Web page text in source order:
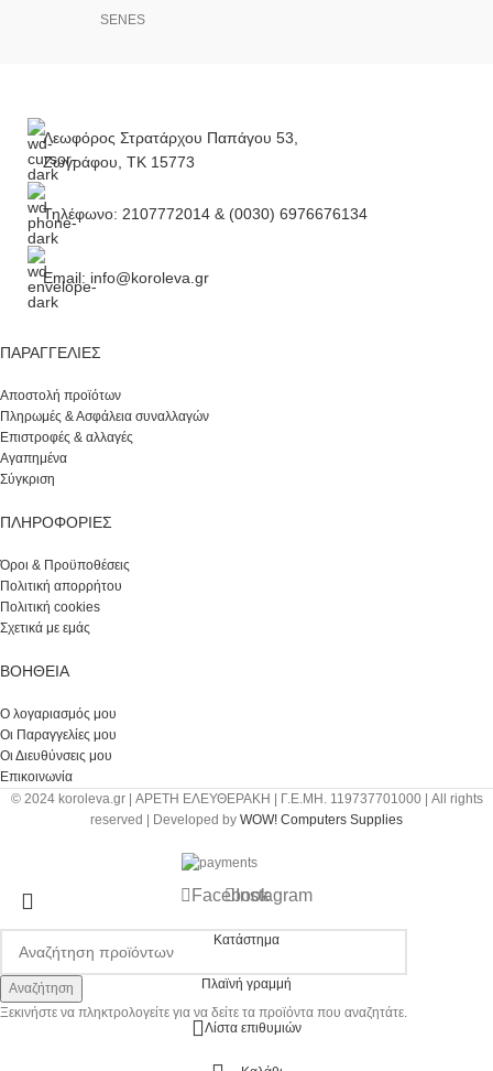
SENES
Λεωφόρος Στρατάρχου Παπάγου 53,
Ζωγράφου, ΤΚ 15773
Τηλέφωνο: 2107772014 & (0030) 6976676134
Email: info@koroleva.gr
ΠΑΡΑΓΓΕΛΊΕΣ
Αποστολή προϊότων
Πληρωμές & Ασφάλεια συναλλαγών
Επιστροφές & αλλαγές
Αγαπημένα
Σύγκριση
ΠΛΗΡΟΦΟΡΙΕΣ
Όροι & Προϋποθέσεις
Πολιτική απορρήτου
Πολιτική cookies
Σχετικά με εμάς
ΒΟΉΘΕΙΑ
Ο λογαριασμός μου
Οι Παραγγελίες μου
Οι Διευθύνσεις μου
Επικοινωνία
© 2024 koroleva.gr | ΑΡΕΤΗ ΕΛΕΥΘΕΡΑΚΗ | Γ.Ε.ΜΗ. 119737701000 | All rights
reserved | Developed by WOW! Computers Supplies
Αναζήτηση
Ξεκινήστε να πληκτρολογείτε για να δείτε τα προϊόντα που αναζητάτε.
FacebookInstagram
Κατάστημα
Πλαϊνή γραμμή
Λίστα επιθυμιών